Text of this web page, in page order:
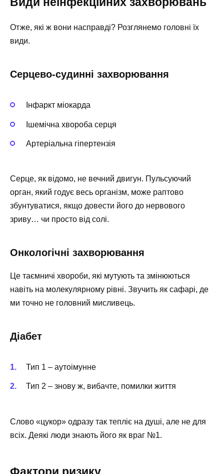
Отже, які ж вони насправді? Розглянемо головні їх
види.
Серцево-судинні захворювання
Інфаркт міокарда
Ішемічна хвороба серця
Артеріальна гіпертензія
Серце, як відомо, не вечний двигун. Пульсуючий
орган, який годує весь організм, може раптово
збунтуватися, якщо довести його до нервового
зриву… чи просто від солі.
Онкологічні захворювання
Це таємничі хвороби, які мутують та змінюються
навіть на молекулярному рівні. Звучить як сафарі, де
ми точно не головний мисливець.
Діабет
Тип 1 – аутоімунне
Тип 2 – знову ж, вибачте, помилки життя
Слово «цукор» одразу так тепліє на душі, але не для
всіх. Деякі люди знають його як враг №1.
Фактори ризику